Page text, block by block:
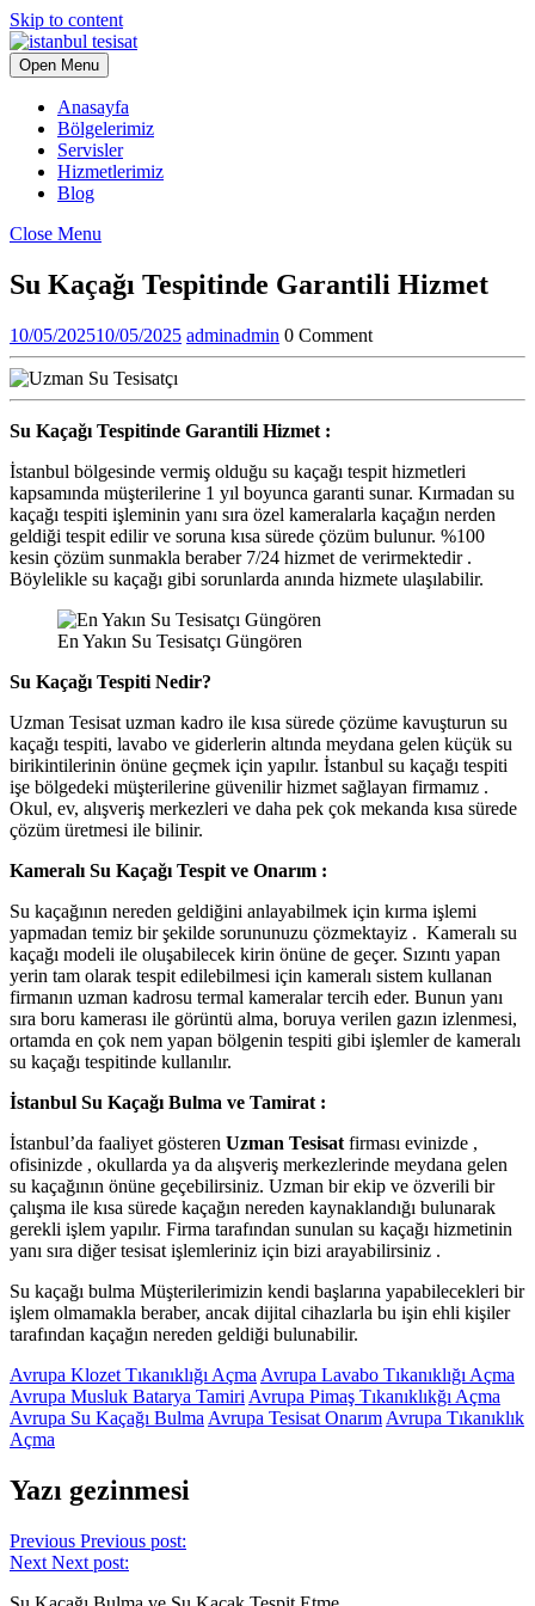
Skip to content
Open Menu
Anasayfa
Bölgelerimiz
Servisler
Hizmetlerimiz
Blog
Close Menu
Su Kaçağı Tespitinde Garantili Hizmet
10/05/202510/05/2025 adminadmin 0 Comment
Su Kaçağı Tespitinde Garantili Hizmet :
İstanbul bölgesinde vermiş olduğu su kaçağı tespit hizmetleri
kapsamında müşterilerine 1 yıl boyunca garanti sunar. Kırmadan su
kaçağı tespiti işleminin yanı sıra özel kameralarla kaçağın nerden
geldiği tespit edilir ve soruna kısa sürede çözüm bulunur. %100
kesin çözüm sunmakla beraber 7/24 hizmet de verirmektedir .
Böylelikle su kaçağı gibi sorunlarda anında hizmete ulaşılabilir.
En Yakın Su Tesisatçı Güngören
Su Kaçağı Tespiti Nedir?
Uzman Tesisat uzman kadro ile kısa sürede çözüme kavuşturun su
kaçağı tespiti, lavabo ve giderlerin altında meydana gelen küçük su
birikintilerinin önüne geçmek için yapılır. İstanbul su kaçağı tespiti
işe bölgedeki müşterilerine güvenilir hizmet sağlayan firmamız .
Okul, ev, alışveriş merkezleri ve daha pek çok mekanda kısa sürede
çözüm üretmesi ile bilinir.
Kameralı Su Kaçağı Tespit ve Onarım :
Su kaçağının nereden geldiğini anlayabilmek için kırma işlemi
yapmadan temiz bir şekilde sorununuzu çözmektayiz . Kameralı su
kaçağı modeli ile oluşabilecek kirin önüne de geçer. Sızıntı yapan
yerin tam olarak tespit edilebilmesi için kameralı sistem kullanan
firmanın uzman kadrosu termal kameralar tercih eder. Bunun yanı
sıra boru kamerası ile görüntü alma, boruya verilen gazın izlenmesi,
ortamda en çok nem yapan bölgenin tespiti gibi işlemler de kameralı
su kaçağı tespitinde kullanılır.
İstanbul Su Kaçağı Bulma ve Tamirat :
İstanbul’da faaliyet gösteren Uzman Tesisat firması evinizde ,
ofisinizde , okullarda ya da alışveriş merkezlerinde meydana gelen
su kaçağının önüne geçebilirsiniz. Uzman bir ekip ve özverili bir
çalışma ile kısa sürede kaçağın nereden kaynaklandığı bulunarak
gerekli işlem yapılır. Firma tarafından sunulan su kaçağı hizmetinin
yanı sıra diğer tesisat işlemleriniz için bizi arayabilirsiniz .
Su kaçağı bulma Müşterilerimizin kendi başlarına yapabilecekleri bir
işlem olmamakla beraber, ancak dijital cihazlarla bu işin ehli kişiler
tarafından kaçağın nereden geldiği bulunabilir.
Avrupa Klozet Tıkanıklığı Açma Avrupa Lavabo Tıkanıklığı Açma
Avrupa Musluk Batarya Tamiri Avrupa Pimaş Tıkanıklıkğı Açma
Avrupa Su Kaçağı Bulma Avrupa Tesisat Onarım Avrupa Tıkanıklık
Açma
Yazı gezinmesi
Previous Previous post:
Next Next post: